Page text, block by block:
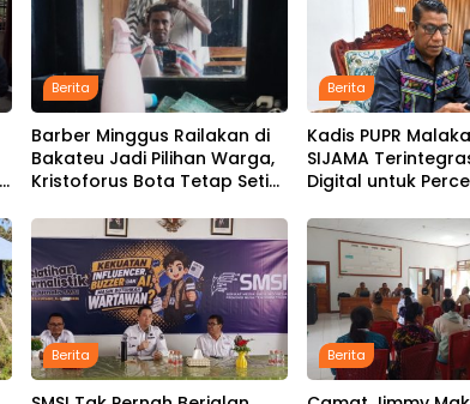
Berita
Barber Minggus Railakan di
Bakateu Jadi Pilihan Warga,
Kristoforus Bota Tetap Setia
Tarif Rp15 Ribu per Kepala
Berita
Kadis PUPR
SIJAMA
Digital untuk
Berita Berita